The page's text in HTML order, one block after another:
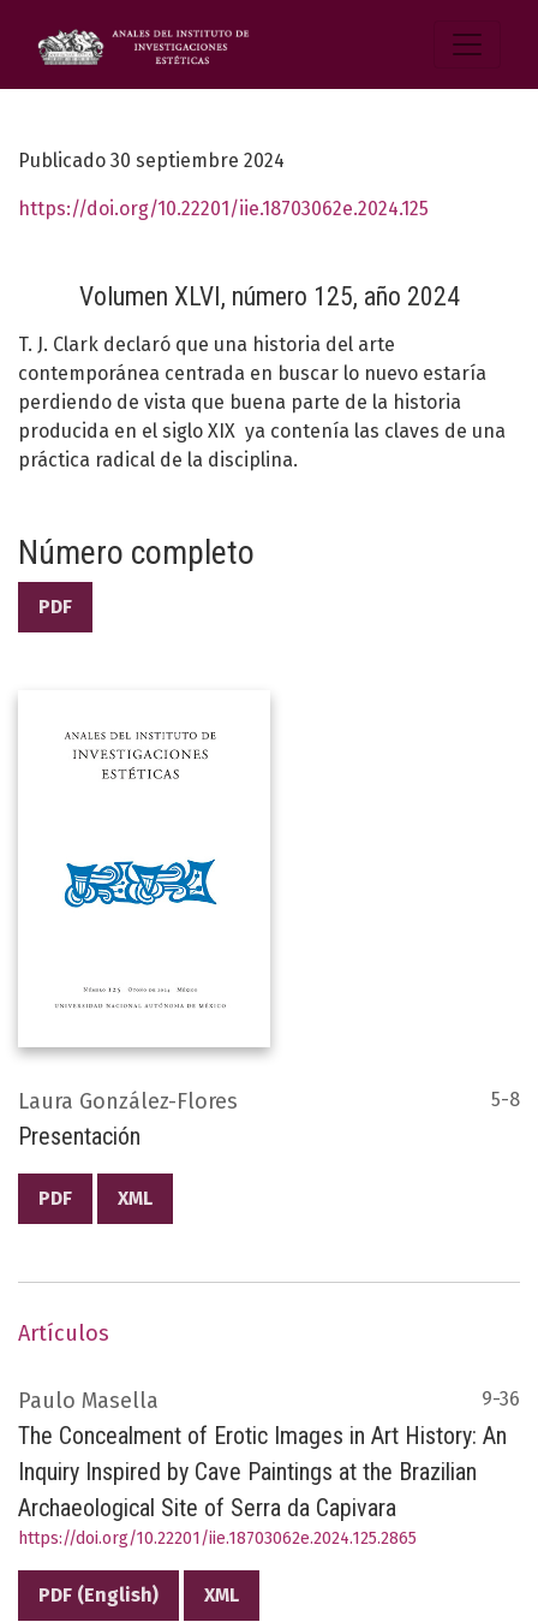
Publicado 30 septiembre 2024
https://doi.org/10.22201/iie.18703062e.2024.125
Volumen XLVI, número 125, año 2024
T. J. Clark declaró que una historia del arte
contemporánea centrada en buscar lo nuevo estaría
perdiendo de vista que buena parte de la historia
producida en el siglo XIX ya contenía las claves de una
práctica radical de la disciplina.
Número completo
PDF
Laura González-Flores 5-8
Presentación
PDF XML
Artículos
Paulo Masella 9-36
The Concealment of Erotic Images in Art History: An
Inquiry Inspired by Cave Paintings at the Brazilian
Archaeological Site of Serra da Capivara
https://doi.org/10.22201/iie.18703062e.2024.125.2865
PDF (English) XML